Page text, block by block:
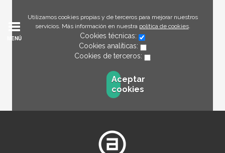
Utilizamos cookies propias y de terceros para mejorar nuestros
servicios. Más información en nuestra política de cookies.
Cookies técnicas:
Cookies analíticas:
Cookies de terceros:
Aceptar
cookies
MENÚ